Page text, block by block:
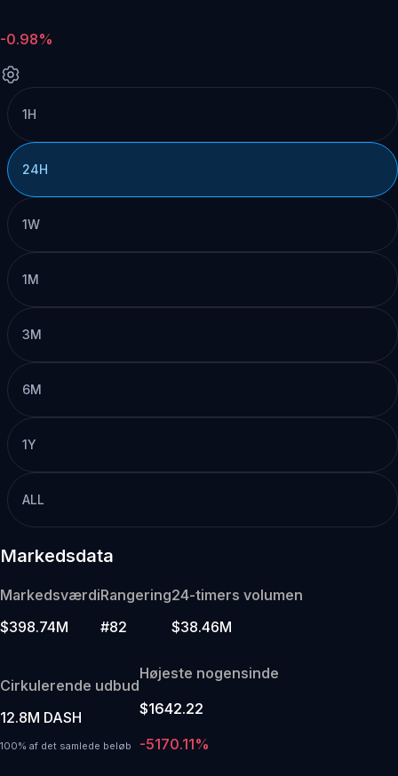
-0.98%
1H
24H
1W
1M
3M
6M
1Y
ALL
Markedsdata
Markedsværdi
$398.74M
Rangering
#82
24-timers volumen
$38.46M
Cirkulerende udbud
12.8M DASH
100% af det samlede beløb
Højeste nogensinde
$1642.22
-5170.11%